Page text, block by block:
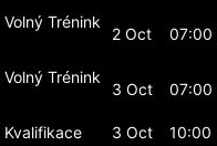
Volný Trénink
2 Oct 07:00
Volný Trénink
3 Oct 07:00
Kvalifikace 3 Oct
10:00